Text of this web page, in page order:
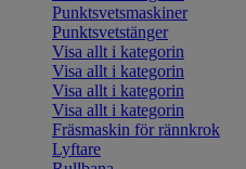
Punktsvetsmaskiner
Punktsvetstänger
Visa allt i kategorin
Visa allt i kategorin
Visa allt i kategorin
Visa allt i kategorin
Fräsmaskin för rännkrok
Lyftare